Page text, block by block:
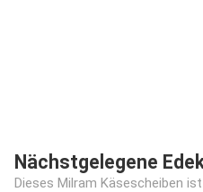
Nächstgelegene
Dieses Milram Käsescheiben